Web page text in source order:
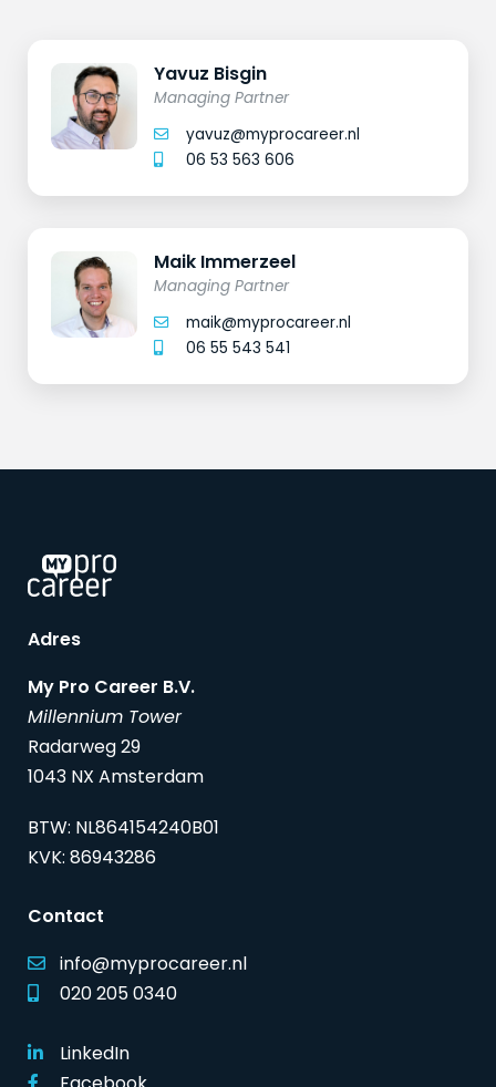
Yavuz Bisgin
Managing Partner
yavuz@myprocareer.nl
06 53 563 606
Maik Immerzeel
Managing Partner
maik@myprocareer.nl
06 55 543 541
Adres
My Pro Career B.V.
Millennium Tower
Radarweg 29
1043 NX Amsterdam
BTW: NL864154240B01
KVK: 86943286
Contact
info@myprocareer.nl
020 205 0340
LinkedIn